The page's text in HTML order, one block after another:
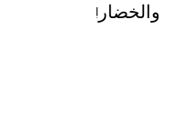
والخضار !